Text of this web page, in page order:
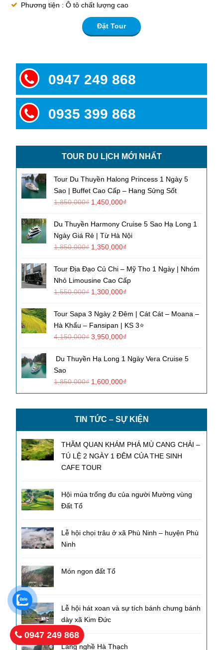
Phương tiện : Ô tô chất lượng cao
Đặt Tour
0947 249 868
0935 399 868
TOUR DU LỊCH MỚI NHẤT
Tour Du Thuyền Halong Princess 1 Ngày 5
Sao | Buffet Cao Cấp – Hang Sửng Sốt
1,850,000₫ 1,450,000₫
Du Thuyền Harmony Cruise 5 Sao Hạ Long 1
Ngày Giá Rẻ | Từ Hà Nội
1,850,000₫ 1,350,000₫
Tour Địa Đạo Củ Chi – Mỹ Tho 1 Ngày | Nhóm
Nhỏ Limousine Cao Cấp
1,550,000₫ 1,300,000₫
Tour Sapa 3 Ngày 2 Đêm | Cát Cát – Moana –
Hà Khẩu – Fansipan | KS 3⭐
4,150,000₫ 3,950,000₫
Du Thuyền Hạ Long 1 Ngày Vera Cruise 5
Sao
1,850,000₫ 1,600,000₫
TIN TỨC – SỰ KIỆN
THĂM QUAN KHÁM PHÁ MÙ CANG CHẢI –
TÚ LỆ 2 NGÀY 1 ĐÊM CỦA THE SINH
CAFE TOUR
Hội múa trống đu của người Mường vùng
Đất Tổ
Lễ hội chọi trâu ở xã Phù Ninh – huyện Phù
Ninh
Món ngon đất Tổ
Lễ hội hát xoan và sự tích bánh chưng bánh
dày xã Kim Đức
Làng nghề Hà Thạch
0947 249 868